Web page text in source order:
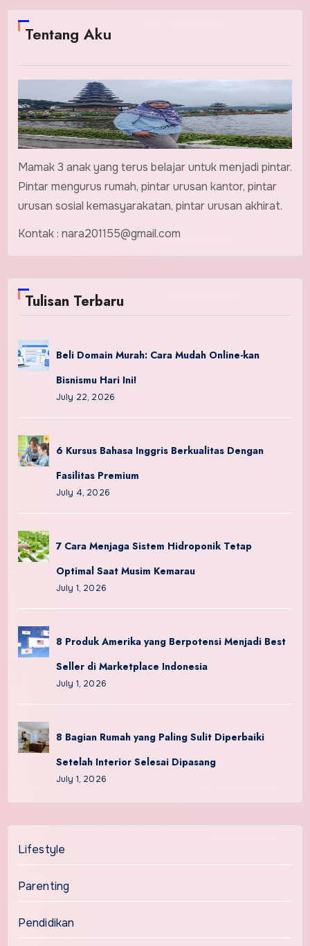
Tentang Aku
Mamak 3 anak yang terus belajar untuk menjadi pintar.
Pintar mengurus rumah, pintar urusan kantor, pintar
urusan sosial kemasyarakatan, pintar urusan akhirat.
Kontak : nara201155@gmail.com
Tulisan Terbaru
Beli Domain Murah: Cara Mudah Online-kan
Bisnismu Hari Ini!
July 22, 2026
6 Kursus Bahasa Inggris Berkualitas Dengan
Fasilitas Premium
July 4, 2026
7 Cara Menjaga Sistem Hidroponik Tetap
Optimal Saat Musim Kemarau
July 1, 2026
8 Produk Amerika yang Berpotensi Menjadi Best
Seller di Marketplace Indonesia
July 1, 2026
8 Bagian Rumah yang Paling Sulit Diperbaiki
Setelah Interior Selesai Dipasang
July 1, 2026
Lifestyle
Parenting
Pendidikan